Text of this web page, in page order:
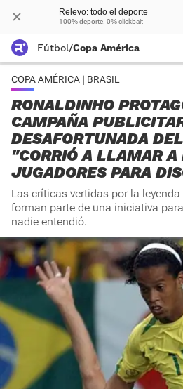
Relevo: todo el deporte
100% deporte. 0% clickbait
Fútbol/Copa América
COPA AMÉRICA | BRASIL
RONALDINHO
CAMPAÑA
DESAFORTUNADA
"CORRIÓ A LLAMAR A
JUGADORES PARA
Las críticas vertidas por la
forman parte de una iniciativa
nadie entendió.